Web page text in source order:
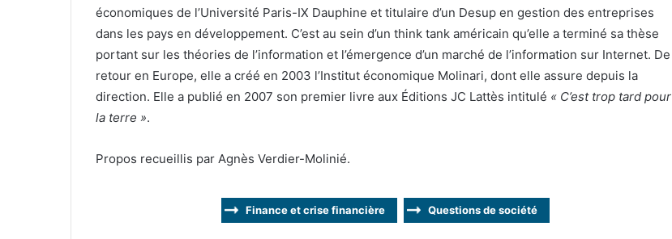
économiques de l’Université Paris-IX Dauphine et titulaire d’un Desup en gestion des entreprises
dans les pays en développement. C’est au sein d’un think tank américain qu’elle a terminé sa thèse
portant sur les théories de l’information et l’émergence d’un marché de l’information sur Internet. De
retour en Europe, elle a créé en 2003 l’Institut économique Molinari, dont elle assure depuis la
direction. Elle a publié en 2007 son premier livre aux Éditions JC Lattès intitulé « C’est trop tard pour
la terre ».
Propos recueillis par Agnès Verdier-Molinié.
Finance et crise financière Questions de société